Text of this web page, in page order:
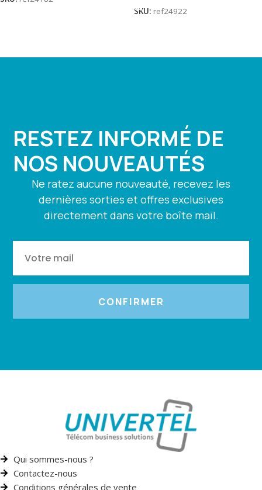
SKU: ref24922
RESTEZ INFORMÉ DE
NOS NOUVEAUTÉS
Ne ratez aucune nouveauté, recevez les
dernières sorties et offres exclusives
directement dans votre boîte mail.
CONFIRMER
Qui sommes-nous ?
Contactez-nous
Conditions générales de vente